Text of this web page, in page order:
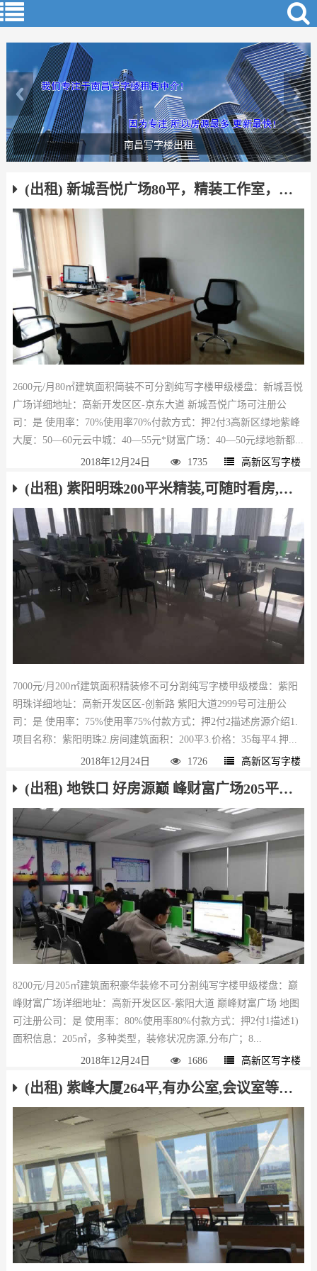
南昌写字楼出租
(出租) 新城吾悦广场80平，精装工作室，有办公家具，创业好
2600元/月80㎡建筑面积简装不可分割纯写字楼甲级楼盘：新城吾悦
广场详细地址：高新开发区区-京东大道 新城吾悦广场可注册公
司：是 使用率：70%使用率70%付款方式：押2付3高新区绿地紫峰
大厦：50—60元云中城：40—55元*财富广场：40—50元绿地新都...
2018年12月24日 1735 高新区写字楼
(出租) 紫阳明珠200平米精装,可随时看房,有钥匙
7000元/月200㎡建筑面积精装修不可分割纯写字楼甲级楼盘：紫阳
明珠详细地址：高新开发区区-创新路 紫阳大道2999号可注册公
司：是 使用率：75%使用率75%付款方式：押2付2描述房源介绍1.
项目名称：紫阳明珠2.房间建筑面积：200平3.价格：35每平4.押...
2018年12月24日 1726 高新区写字楼
(出租) 地铁口 好房源巅 峰财富广场205平米带全部家具租
8200元/月205㎡建筑面积豪华装修不可分割纯写字楼甲级楼盘：巅
峰财富广场详细地址：高新开发区区-紫阳大道 巅峰财富广场 地图
可注册公司：是 使用率：80%使用率80%付款方式：押2付1描述1)
面积信息：205㎡，多种类型，装修状况房源,分布广；8...
2018年12月24日 1686 高新区写字楼
(出租) 紫峰大厦264平,有办公室,会议室等！随时能看电联